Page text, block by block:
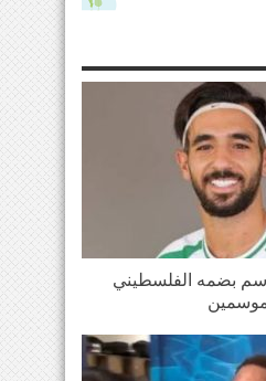
بضمه الفلسطيني